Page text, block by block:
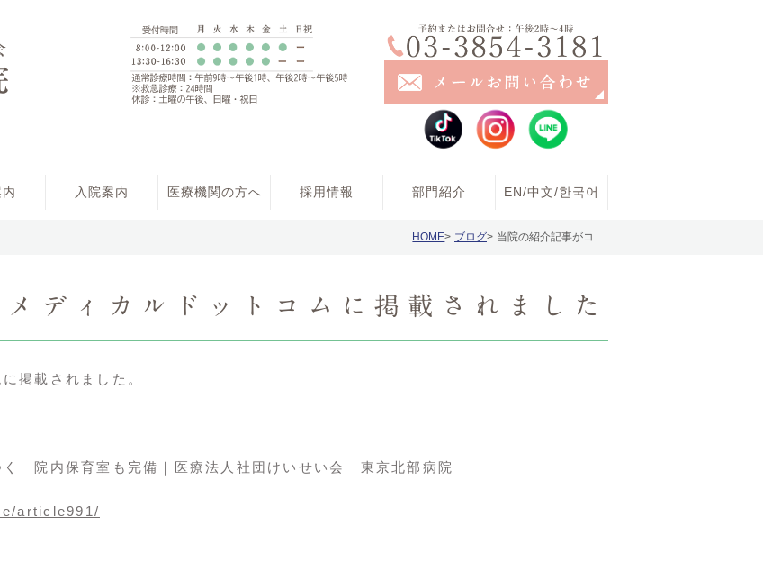
入院案内 医療機関の方へ 採用情報 部門紹介 EN/中文/한국어
HOME ブログ 当院の紹介記事がコメディカルドットコムに掲載されました
ディカルドットコムに掲載されました
掲載されました。
く 院内保育室も完備｜医療法人社団けいせい会 東京北部病院
article991/